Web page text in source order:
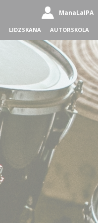
ManaLaIPA
LIDZSKANA AUTORSKOLA